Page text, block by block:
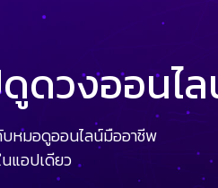
ดวงออนไ
หมอดูออนไลน์มืออาชีพ
แอปเดียว